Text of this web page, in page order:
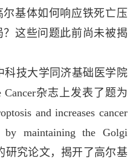
基体如何响应铁死亡压
这些问题此前尚未被揭
科技大学同济基础医学院
杂志上发表了题为
and increases cancer
by maintaining the Golgi
研究论文，揭开了高尔基